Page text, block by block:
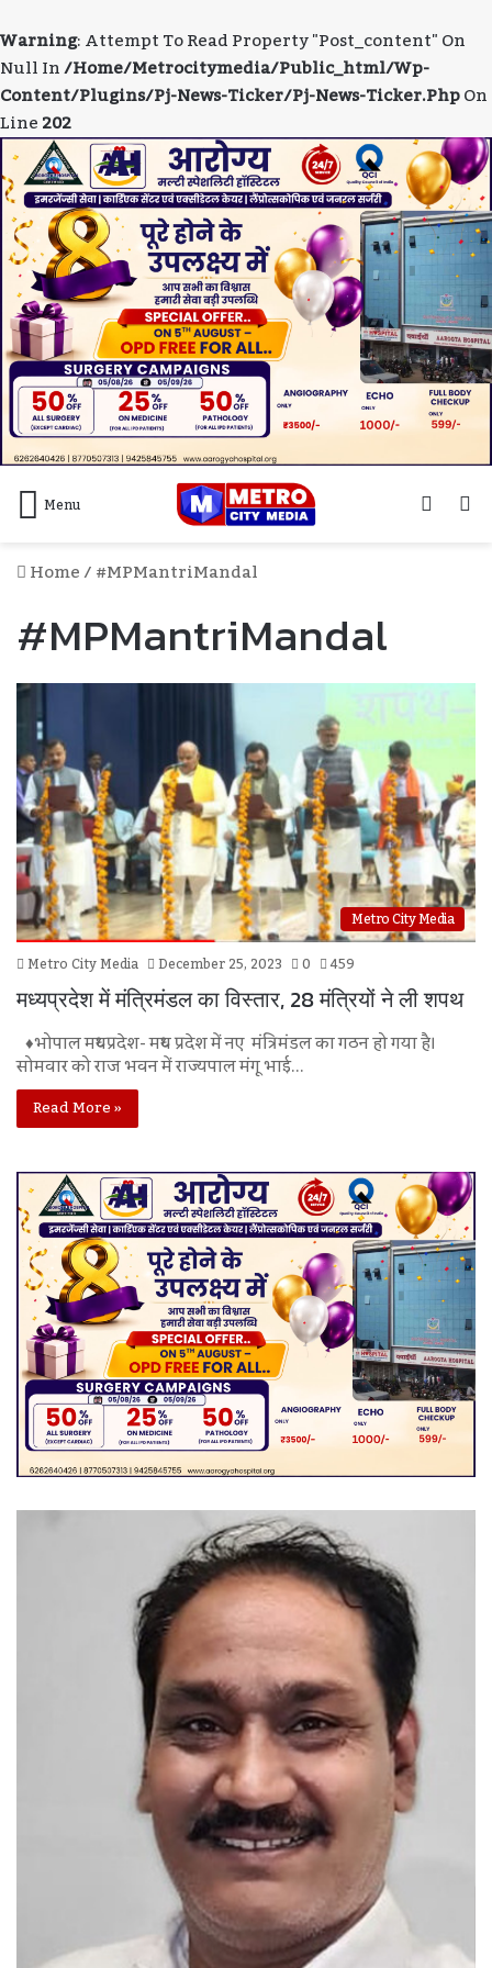
Warning: Attempt To Read Property "post_content" On
Null In/home/metrocitymedia/public_html/wp-
Content/plugins/pj-News-Ticker/pj-News-Ticker.phpOn
Line202
Menu
Log
Home/#MPMantriMandal
#MPMantriMandal
Metro City Media
Metro City Media
December 25, 2023 0 459
मध्यप्रदेश में मंत्रिमंडल का विस्तार, 28 मंत्रियों ने ली शपथ
♦भोपाल मध्यप्रदेश- मध्य प्रदेश में नए मंत्रिमंडल का गठन हो गया है।
सोमवार को राज भवन में राज्यपाल मंगू भाई…
Read More »